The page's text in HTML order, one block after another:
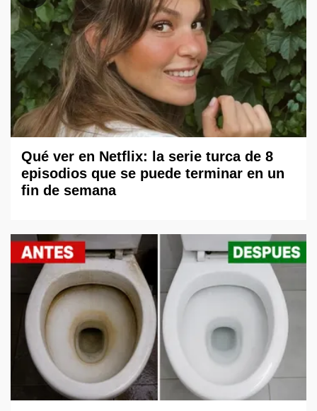
Qué ver en Netflix: la serie turca de 8
episodios que se puede terminar en un
fin de semana